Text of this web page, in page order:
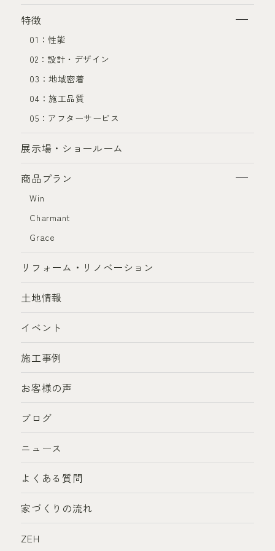
特徴
01：性能
02：設計・デザイン
03：地域密着
04：施工品質
05：アフターサービス
展示場・ショールーム
商品プラン
Win
Charmant
Grace
リフォーム・リノベーション
土地情報
イベント
施工事例
お客様の声
ブログ
ニュース
よくある質問
家づくりの流れ
ZEH